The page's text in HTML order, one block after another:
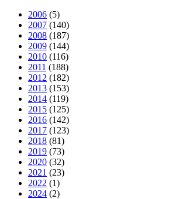
2006 (5)
2007 (140)
2008 (187)
2009 (144)
2010 (116)
2011 (188)
2012 (182)
2013 (153)
2014 (119)
2015 (125)
2016 (142)
2017 (123)
2018 (81)
2019 (73)
2020 (32)
2021 (23)
2022 (1)
2024 (2)